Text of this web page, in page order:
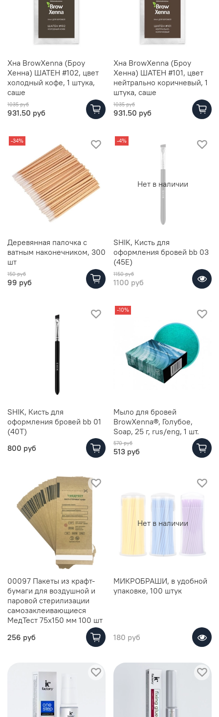
Хна BrowXenna (Броу
Хенна) ШАТЕН #102, цвет
холодный кофе, 1 штука,
саше
1035 руб
931.50 руб
Хна BrowXenna (Броу
Хенна) ШАТЕН #101, цвет
нейтрально коричневый, 1
штука, саше
1035 руб
931.50 руб
-34%
Деревянная палочка с
ватным наконечником, 300
шт
150 руб
99 руб
Нет в наличии
-4%
SHIK, Кисть для
оформления бровей bb 03
(45Е)
1150 руб
1100 руб
SHIK, Кисть для
оформления бровей bb 01
(40Т)
800 руб
-10%
Мыло для бровей
BrowXenna®, Голубое,
Soap, 25 г, rus/eng, 1 шт.
570 руб
513 руб
00097 Пакеты из крафт-
бумаги для воздушной и
паровой стерилизации
самозаклеивающиеся
МедТест 75х150 мм 100 шт
256 руб
Нет в наличии
МИКРОБРАШИ, в удобной
упаковке, 100 штук
180 руб